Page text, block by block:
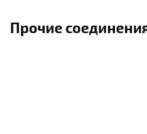
Прочие